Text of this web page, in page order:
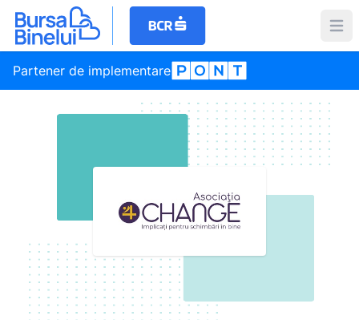
Partener de implementare